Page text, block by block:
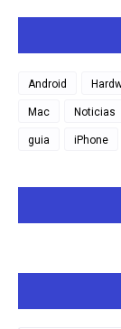
Android
Mac Noticias
guia iPhone